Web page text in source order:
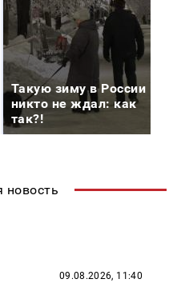
Такую зиму в России
никто не ждал: как
так?!
09.08.2026, 11:40